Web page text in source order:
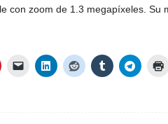
con zoom de 1.3 megapíxeles. Su